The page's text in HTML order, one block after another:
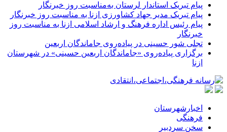
پیام تبریک استاندار لرستان به‌مناسبت روز خبرنگار
پیام تبریک مدیر جهاد کشاورزی ازنا به مناسبت روز خبرنگار
پیام رئیس اداره فرهنگ و ارشاد اسلامی ازنا به مناسبت روز
خبرنگار
تجلی شور حسینی در پیاده‌روی جاماندگان اربعین
برگزاری پیاده‌روی «جاماندگان اربعین حسینی» در شهرستان
ازنا
اخبارشهرستان
فرهنگی
سخن سردبیر